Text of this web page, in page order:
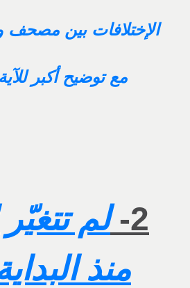
الإختلافات بين
مع توضيح أكبر للآية
2-
لم
منذ